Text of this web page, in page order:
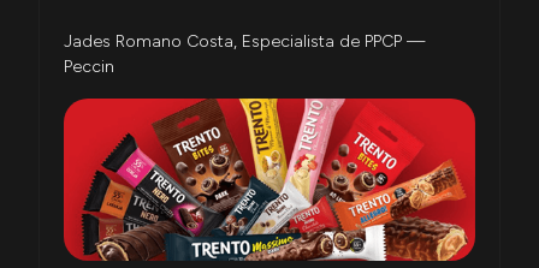
Jades Romano Costa, Especialista de PPCP —
Peccin